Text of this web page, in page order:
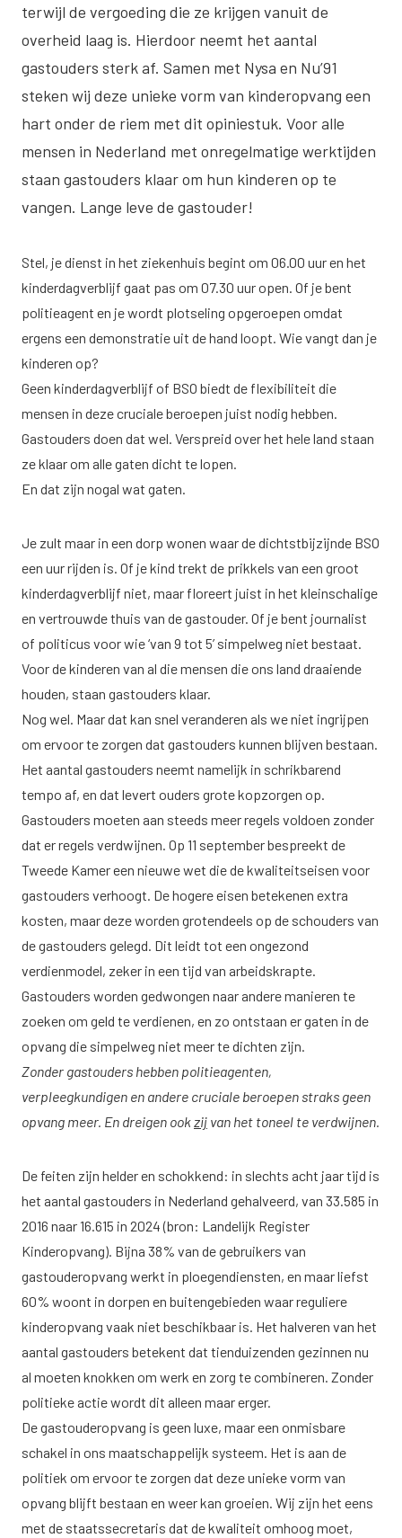
terwijl de vergoeding die ze krijgen vanuit de
overheid laag is. Hierdoor neemt het aantal
gastouders sterk af. Samen met Nysa en Nu’91
steken wij deze unieke vorm van kinderopvang een
hart onder de riem met dit opiniestuk. Voor alle
mensen in Nederland met onregelmatige werktijden
staan gastouders klaar om hun kinderen op te
vangen. Lange leve de gastouder!
Stel, je dienst in het ziekenhuis begint om 06.00 uur en het
kinderdagverblijf gaat pas om 07.30 uur open. Of je bent
politieagent en je wordt plotseling opgeroepen omdat
ergens een demonstratie uit de hand loopt. Wie vangt dan je
kinderen op?
Geen kinderdagverblijf of BSO biedt de flexibiliteit die
mensen in deze cruciale beroepen juist nodig hebben.
Gastouders doen dat wel. Verspreid over het hele land staan
ze klaar om alle gaten dicht te lopen.
En dat zijn nogal wat gaten.
Je zult maar in een dorp wonen waar de dichtstbijzijnde BSO
een uur rijden is. Of je kind trekt de prikkels van een groot
kinderdagverblijf niet, maar floreert juist in het kleinschalige
en vertrouwde thuis van de gastouder. Of je bent journalist
of politicus voor wie ‘van 9 tot 5’ simpelweg niet bestaat.
Voor de kinderen van al die mensen die ons land draaiende
houden, staan gastouders klaar.
Nog wel. Maar dat kan snel veranderen als we niet ingrijpen
om ervoor te zorgen dat gastouders kunnen blijven bestaan.
Het aantal gastouders neemt namelijk in schrikbarend
tempo af, en dat levert ouders grote kopzorgen op.
Gastouders moeten aan steeds meer regels voldoen zonder
dat er regels verdwijnen. Op 11 september bespreekt de
Tweede Kamer een nieuwe wet die de kwaliteitseisen voor
gastouders verhoogt. De hogere eisen betekenen extra
kosten, maar deze worden grotendeels op de schouders van
de gastouders gelegd. Dit leidt tot een ongezond
verdienmodel, zeker in een tijd van arbeidskrapte.
Gastouders worden gedwongen naar andere manieren te
zoeken om geld te verdienen, en zo ontstaan er gaten in de
opvang die simpelweg niet meer te dichten zijn.
Zonder gastouders hebben politieagenten,
verpleegkundigen en andere cruciale beroepen straks geen
opvang meer. En dreigen ookzij van het toneel te verdwijnen.
De feiten zijn helder en schokkend: in slechts acht jaar tijd is
het aantal gastouders in Nederland gehalveerd, van 33.585 in
2016 naar 16.615 in 2024 (bron: Landelijk Register
Kinderopvang). Bijna 38% van de gebruikers van
gastouderopvang werkt in ploegendiensten, en maar liefst
60% woont in dorpen en buitengebieden waar reguliere
kinderopvang vaak niet beschikbaar is. Het halveren van het
aantal gastouders betekent dat tienduizenden gezinnen nu
al moeten knokken om werk en zorg te combineren. Zonder
politieke actie wordt dit alleen maar erger.
De gastouderopvang is geen luxe, maar een onmisbare
schakel in ons maatschappelijk systeem. Het is aan de
politiek om ervoor te zorgen dat deze unieke vorm van
opvang blijft bestaan en weer kan groeien. Wij zijn het eens
met de staatssecretaris dat de kwaliteit omhoog moet,